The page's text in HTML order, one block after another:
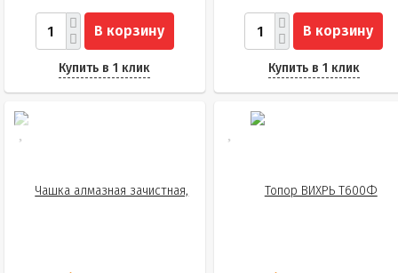
В корзину
Купить в 1 клик
В корзину
Купить в 1 клик